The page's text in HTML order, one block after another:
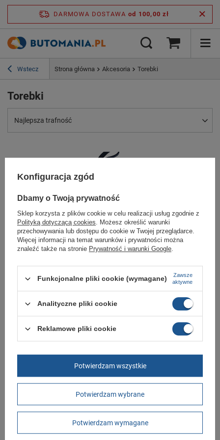
DARMOWA DOSTAWA od 100,00 zł
Wstecz Strona główna Akcesoria Torebki
Torebki
Najlepsza trafność
Torebka listonoszka Converse
55UCB-ONOW saszetka
79,00 zł / szt.
+ Dodaj do porównania
+48 789 587 767 sklep@butomania.pl
Butomania.pl,Kościuszki 27b,85-079Bydgoszcz
Stawki VAT dla konsumentów z kraju:Polska.
Zamówienia
Status zamówienia
Konfiguracja zgód
Dbamy o Twoją prywatność
Sklep korzysta z plików cookie w celu realizacji usług zgodnie z
Polityką dotyczącą cookies. Możesz określić warunki
przechowywania lub dostępu do cookie w Twojej przeglądarce.
Więcej informacji na temat warunków i prywatności można
znaleźć także na stronie Prywatność i warunki Google.
Funkcjonalne pliki cookie (wymagane)
Zawsze
aktywne
Analityczne pliki cookie
Reklamowe pliki cookie
Potwierdzam wybrane
Potwierdzam wymagane
Potwierdzam wszystkie